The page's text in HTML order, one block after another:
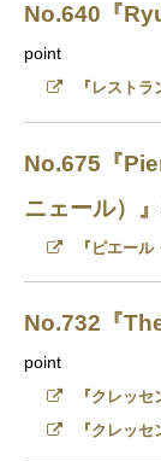
No.640『
point
『レストラ
No.675『
ニェール）』
『ピエール
No.732『
point
『クレッセ
『クレッセ